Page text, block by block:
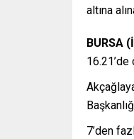
altına
BURSA
16.21’de
7’den